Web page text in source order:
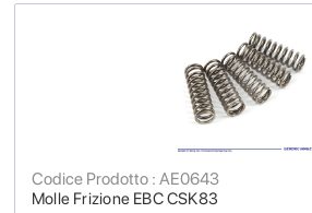
Molle Frizione EBC CSK83
Codice Prodotto : AE0643